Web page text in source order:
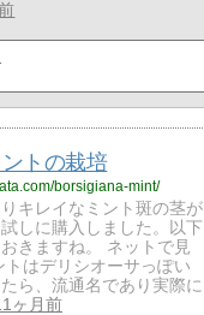
トの栽培
borsigiana-mint/
キレイなミント斑の茎が
しに購入しました。以下
きますね。 ネットで見
トはデリシオーサっぽい
ら、流通名であり実際に
ヶ月前